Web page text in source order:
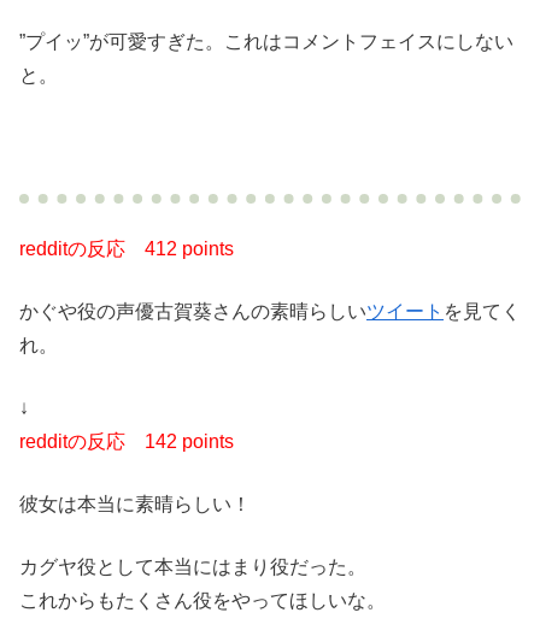
”プイッ”が可愛すぎた。これはコメントフェイスにしない
と。
redditの反応 412 points
かぐや役の声優古賀葵さんの素晴らしいツイート を見てく
れ。
↓
redditの反応 142 points
彼女は本当に素晴らしい！
カグヤ役として本当にはまり役だった。
これからもたくさん役をやってほしいな。